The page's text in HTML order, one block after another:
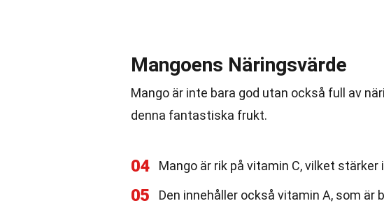
Mangoens Näringsvärde
Mango är inte bara god utan också full av
denna fantastiska frukt.
04 Mango är rik på vitamin C, vilket
05 Den innehåller också vitamin A, som är